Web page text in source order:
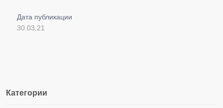
Дата публикации
30.03.21
Категории